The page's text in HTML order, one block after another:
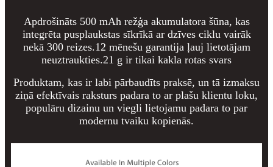
Apdrošināts 500 mAh režģa akumulatora šūna, kas
integrēta pusplaukstas sīkrīkā ar dzīves ciklu vairāk
nekā 300 reizes.12 mēnešu garantija ļauj lietotājam
neuztraukties.21 g ir tikai kakla rotas svars
Produktam, kas ir labi pārbaudīts praksē, un tā izmaksu
ziņā efektīvais raksturs padara to ar plašu klientu loku,
populāru dizainu un viegli lietojamu padara to par
modernu tvaiku kopienās.